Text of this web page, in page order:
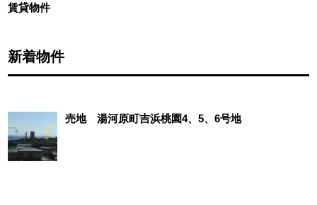
賃貸物件
新着物件
売地 湯河原町吉浜桃園4、5、6号地